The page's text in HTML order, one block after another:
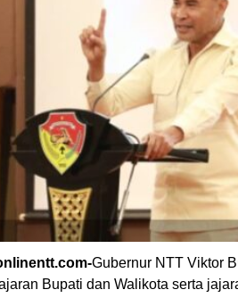
Gubernur NTT Viktor
Bupati dan Walikota serta